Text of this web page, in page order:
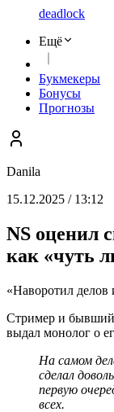
deadlock
Ещё
Букмекеры
Бонусы
Прогнозы
Danila
15.12.2025 / 13:12
NS оценил
как «чуть
«Наворотил
Стример и бывший
выдал монолог о
На самом
сделал
первую
всех.